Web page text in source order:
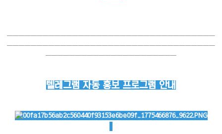
───────────────────────────────────
───────────────────────────────────
──────────────────────
텔레그램 자동 홍보 프로그램 안내